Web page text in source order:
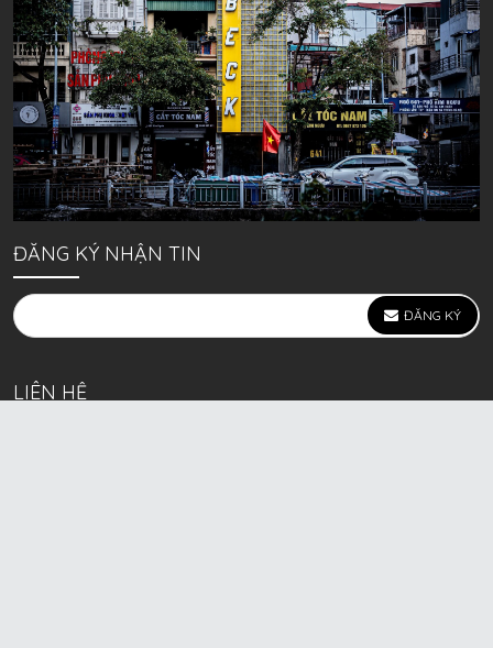
ĐĂNG KÝ NHẬN TIN
ĐĂNG KÝ
LIÊN HỆ